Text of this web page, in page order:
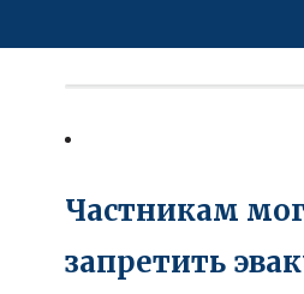
Частникам
запретить